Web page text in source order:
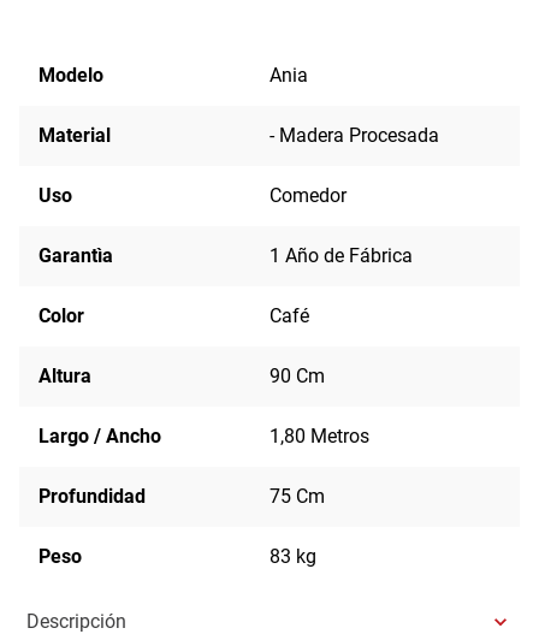
Modelo Ania
Material - Madera Procesada
Uso Comedor
Garantìa 1 Año de Fábrica
Color Café
Altura 90 Cm
Largo / Ancho 1,80 Metros
Profundidad 75 Cm
Peso 83 kg
Descripción